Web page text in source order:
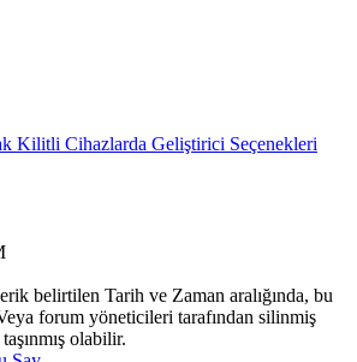
Kilitli Cihazlarda Geliştirici Seçenekleri
belirtilen Tarih ve Zaman aralığında, bu
forum yöneticileri tarafından silinmiş
olabilir.